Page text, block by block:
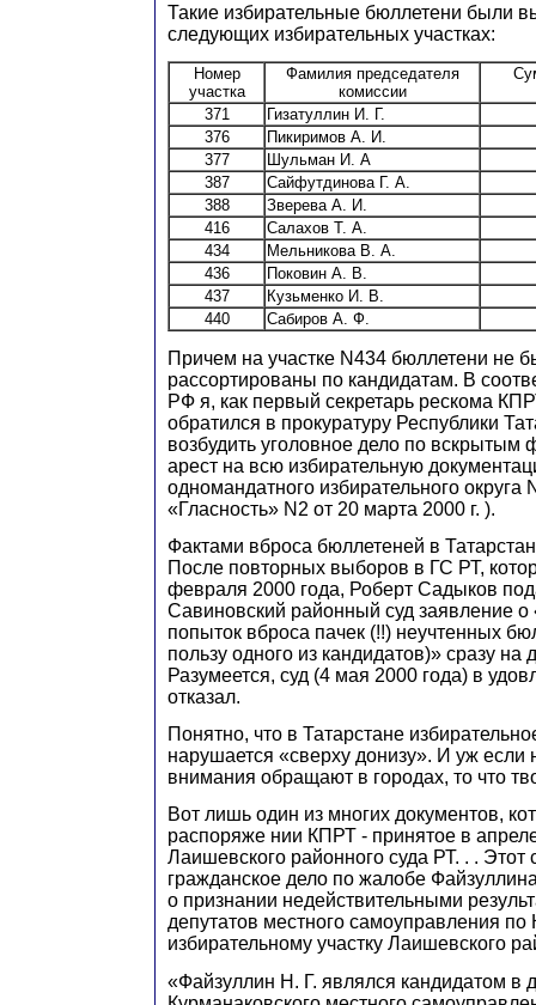
Такие избирательные бюллетени были
следующих избирательных участках:
Номер
участка
Фамилия председателя
комиссии
371
Гизатуллин И. Г.
376
Пикиримов А. И.
377
Шульман И. А
387
Сайфутдинова Г. А.
388
Зверева А. И.
416
Салахов Т. А.
434
Мельникова В. А.
436
Поковин А. В.
437
Кузьменко И. В.
440
Сабиров А. Ф.
Причем на участке N434 бюллетени не
рассортированы по кандидатам. В
РФ я, как первый секретарь рескома
обратился в прокуратуру Республики
возбудить уголовное дело по вскрытым
арест на всю избирательную
одномандатного избирательного округа
«Гласность» N2 от 20 марта 2000 г. ).
Фактами вброса бюллетеней в
После повторных выборов в ГС РТ,
февраля 2000 года, Роберт Садыков
Савиновский районный суд заявление о
попыток вброса пачек (!!) неучтенных
пользу одного из кандидатов)» сразу на
Разумеется, суд (4 мая 2000 года) в
отказал.
Понятно, что в Татарстане
нарушается «сверху донизу». И уж если
внимания обращают в городах, то что
Вот лишь один из многих документов,
распоряже нии КПРТ - принятое в
Лаишевского районного суда РТ. . . Этот
гражданское дело по жалобе
о признании недействительными
депутатов местного самоуправления по
избирательному участку Лаишевского
«Файзуллин Н. Г. являлся кандидатом в